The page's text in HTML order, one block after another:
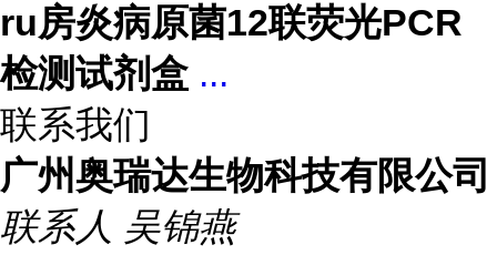
ru房炎病原菌12联荧光PCR
检测试剂盒 ...
联系我们
广州奥瑞达生物科技有限公司
联系人 吴锦燕